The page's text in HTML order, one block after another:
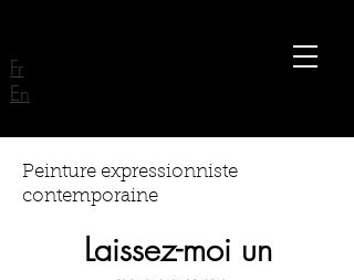
Fr
En
Peinture expressionniste
contemporaine
Laissez-moi un